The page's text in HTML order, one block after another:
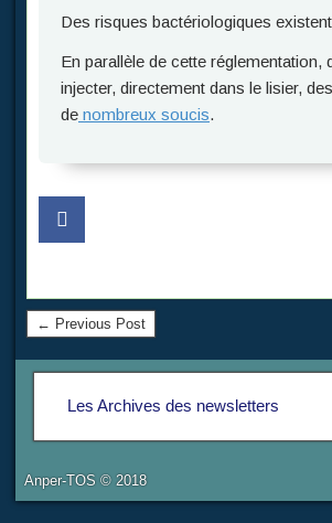
Des risques bactériologiques
En parallèle de cette
injecter, directement dans le lisier,
de nombreux soucis.
← Previous Post
Les Archives des newsletters
Anper-TOS © 2018